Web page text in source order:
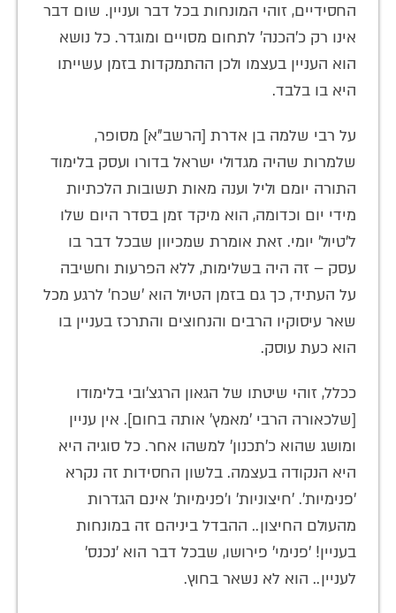
החסידיים, זוהי המונחות בכל דבר ועניין. שום דבר
אינו רק כ'הכנה' לתחום מסויים ומוגדר. כל נושא
הוא העניין בעצמו ולכן ההתמקדות בזמן עשייתו
היא בו בלבד.
על רבי שלמה בן אדרת [הרשב"א] מסופר,
שלמרות שהיה מגדולי ישראל בדורו ועסק בלימוד
התורה יומם וליל וענה מאות תשובות הלכתיות
מידי יום וכדומה, הוא מיקד זמן בסדר היום שלו
ל'טיול' יומי. זאת אומרת שמכיוון שבכל דבר בו
עסק – זה היה בשלימות, ללא הפרעות וחשיבה
על העתיד, כך גם בזמן הטיול הוא 'שכח' לרגע מכל
שאר עיסוקיו הרבים והנחוצים והתרכז בעניין בו
הוא כעת עוסק.
ככלל, זוהי שיטתו של הגאון הרגצ'ובי בלימודו
[שלכאורה הרבי 'מאמץ' אותה בחום]. אין עניין
ומושג שהוא כ'תכנון' למשהו אחר. כל סוגיה היא
היא הנקודה בעצמה. בלשון החסידות זה נקרא
'פנימיות'. 'חיצוניות' ו'פנימיות' אינם הגדרות
מהעולם החיצון.. ההבדל ביניהם זה במונחות
בעניין! 'פנימי' פירושו, שבכל דבר הוא 'נכנס'
לעניין.. הוא לא נשאר בחוץ.